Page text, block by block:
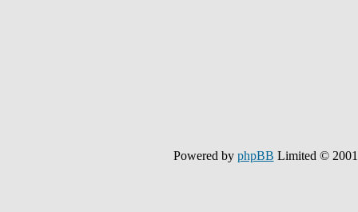
Powered by phpBB Limited ©